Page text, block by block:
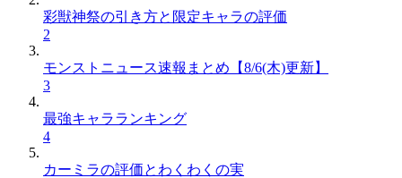
彩獣神祭の引き方と限定キャラの評価
2
モンストニュース速報まとめ【8/6(木)更新】
3
最強キャラランキング
4
カーミラの評価とわくわくの実